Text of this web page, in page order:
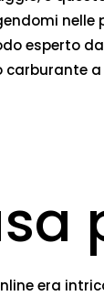
esperto
era